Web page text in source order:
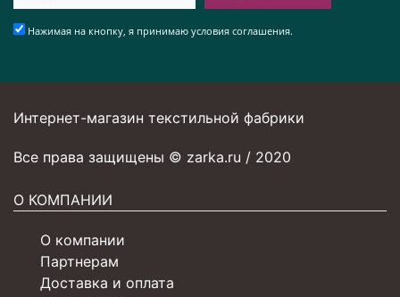
Нажимая на кнопку, я принимаю условия соглашения.
Интернет-магазин текстильной фабрики
Все права защищены © zarka.ru / 2020
О КОМПАНИИ
О компании
Партнерам
Доставка и оплата